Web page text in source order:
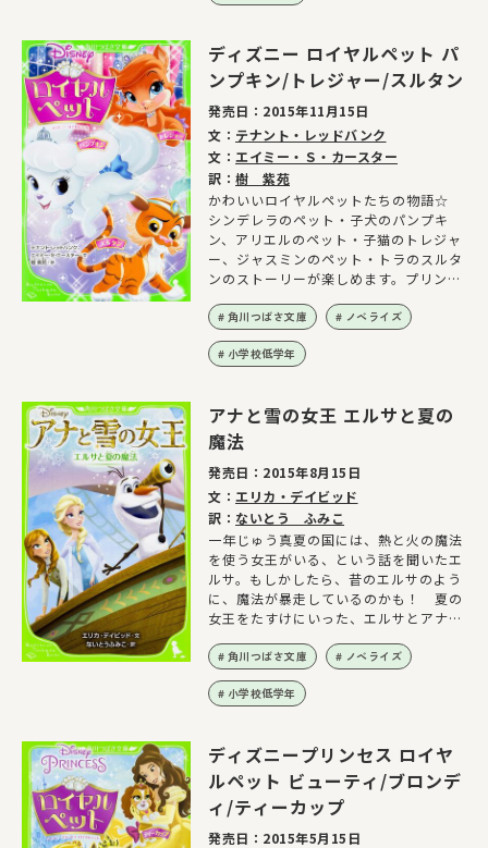
ディズニー ロイヤルペット パ
ンプキン/トレジャー/スルタン
発売日： 2015年11月15日
文： テナント・レッドバンク
文：エイミー・Ｓ・カースター
訳：樹 紫苑
かわいいロイヤルペットたちの物語☆
シンデレラのペット・子犬のパンプキ
ン、アリエルのペット・子猫のトレジャ
ー、ジャスミンのペット・トラのスルタ
ンのストーリーが楽しめます。プリンセ
角川つばさ文庫 ノベライズ
小学校低学年
アナと雪の女王 エルサと夏の
魔法
発売日： 2015年8月15日
文：エリカ・デイビッド
訳： ないとう ふみこ
一年じゅう真夏の国には、熱と火の魔法
を使う女王がいる、という話を聞いたエ
ルサ。もしかしたら、昔のエルサのよう
に、魔法が暴走しているのかも！ 夏の
女王をたすけにいった、エルサとアナた
角川つばさ文庫 ノベライズ
小学校低学年
ディズニープリンセス ロイヤ
ルペット ビューティ/ブロンデ
ィ/ティーカップ
発売日： 2015年5月15日